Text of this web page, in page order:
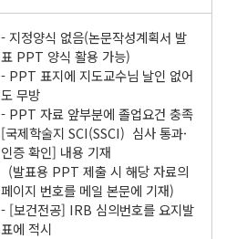
- 지정양식 없음(논문작성계획서 발
표 PPT 양식 활용 가능)
- PPT 표지에 지도교수님 날인 없어
도 무방
- PPT 자료 앞부분에 졸업요건 충족
[국제학술지 SCI(SSCI) 심사 통과·
인증 확인] 내용 기재
(발표용 PPT 제출 시 해당 자료의
페이지 번호를 메일 본문에 기재)
- [보건전공] IRB 심의번호를 요지발
표에 적시